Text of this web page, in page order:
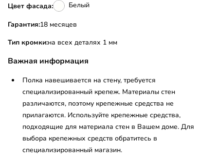
Цвет фасада: Белый
Гарантия:18 месяцев
Тип кромки:на всех деталях 1 мм
Важная информация
Полка навешивается на стену, требуется
специализированный крепеж. Материалы стен
различаются, поэтому крепежные средства не
прилагаются. Используйте крепежные средства,
подходящие для материала стен в Вашем доме. Для
выбора крепежных средств обратитесь в
специализированный магазин.